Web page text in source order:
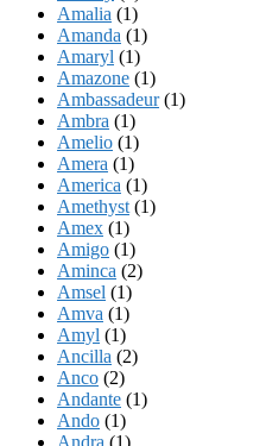
Amalia (1)
Amanda (1)
Amaryl (1)
Amazone (1)
Ambassadeur(1)
Ambra (1)
Amelio (1)
Amera (1)
America (1)
Amethyst (1)
Amex (1)
Amigo (1)
Aminca (2)
Amsel (1)
Amva (1)
Amyl (1)
Ancilla (2)
Anco (2)
Andante (1)
Ando (1)
Andra (1)